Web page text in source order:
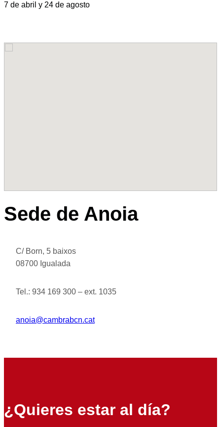
7 de abril y 24 de agosto
Sede de Anoia
C/ Born, 5 baixos
08700 Igualada
Tel.: 934 169 300 – ext. 1035
anoia@cambrabcn.cat
¿Quieres estar al día?